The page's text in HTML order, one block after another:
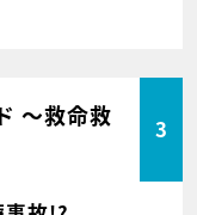
～救命救
3